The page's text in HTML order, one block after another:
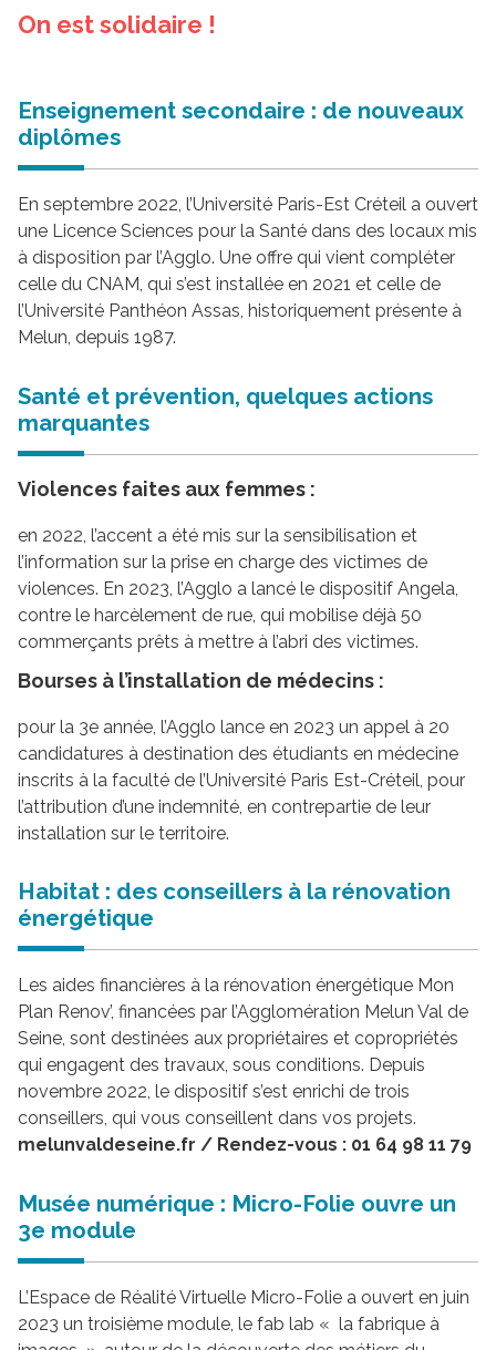
On est solidaire !
Enseignement secondaire : de nouveaux
diplômes
En septembre 2022, l’Université Paris-Est Créteil a ouvert
une Licence Sciences pour la Santé dans des locaux mis
à disposition par l’Agglo. Une offre qui vient compléter
celle du CNAM, qui s’est installée en 2021 et celle de
l’Université Panthéon Assas, historiquement présente à
Melun, depuis 1987.
Santé et prévention, quelques actions
marquantes
Violences faites aux femmes :
en 2022, l’accent a été mis sur la sensibilisation et
l’information sur la prise en charge des victimes de
violences. En 2023, l’Agglo a lancé le dispositif Angela,
contre le harcèlement de rue, qui mobilise déjà 50
commerçants prêts à mettre à l’abri des victimes.
Bourses à l’installation de médecins :
pour la 3e année, l’Agglo lance en 2023 un appel à 20
candidatures à destination des étudiants en médecine
inscrits à la faculté de l’Université Paris Est-Créteil, pour
l’attribution d’une indemnité, en contrepartie de leur
installation sur le territoire.
Habitat : des conseillers à la rénovation
énergétique
Les aides financières à la rénovation énergétique Mon
Plan Renov’, financées par l’Agglomération Melun Val de
Seine, sont destinées aux propriétaires et copropriétés
qui engagent des travaux, sous conditions. Depuis
novembre 2022, le dispositif s’est enrichi de trois
conseillers, qui vous conseillent dans vos projets.
melunvaldeseine.fr / Rendez-vous : 01 64 98 11 79
Musée numérique : Micro-Folie ouvre un
3e module
L’Espace de Réalité Virtuelle Micro-Folie a ouvert en juin
2023 un troisième module, le fab lab « la fabrique à